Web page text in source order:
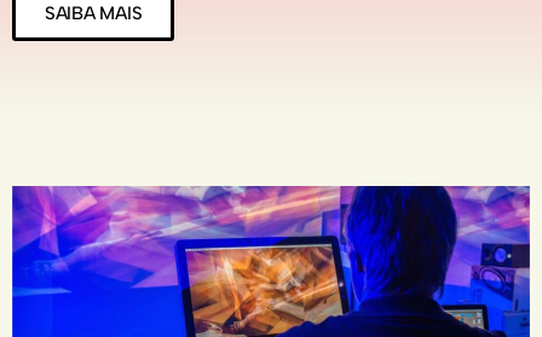
SAIBA MAIS